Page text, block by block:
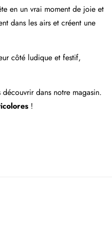
en un vrai moment de joie et
dans les airs et créent une
côté ludique et festif,
dans notre magasin.
!